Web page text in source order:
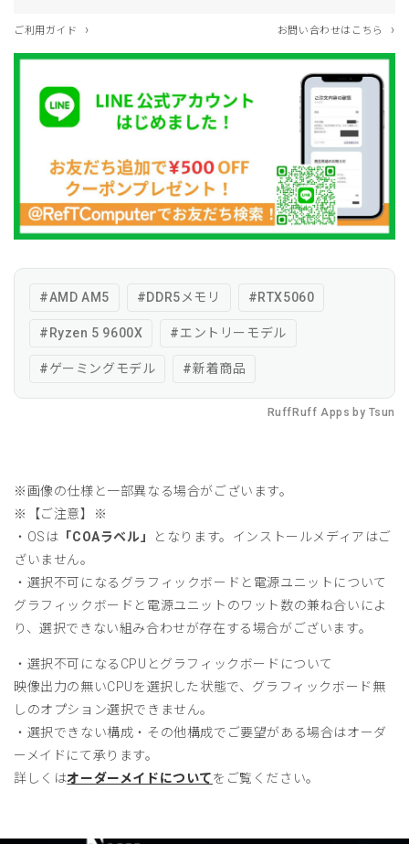
の
数
を
減
数
を
増
す
ご利用ガイド › お問い合わせはこちら ›
#AMD AM5 #DDR5メモリ #RTX5060
# Ryzen 5 9600X #エントリーモデル
#ゲーミングモデル #新着商品
RuffRuff Apps by Tsun
※画像の仕様と一部異なる場合がございます。
※【ご注意】※
・OSは 「COAラベル」
となります。インストールメディアはご
ざいません。
・選択不可になるグラフィックボードと電源ユニットについて
グラフィックボードと電源ユニットのワット数の兼ね合いによ
り、選択できない組み合わせが存在する場合がございます。
・選択不可になるCPUとグラフィックボードについて
映像出力の無いCPUを選択した状態で、グラフィックボード無
しのオプション選択できません。
・選択できない構成・その他構成でご要望がある場合はオーダ
ーメイドにて承ります。
詳しくはオーダーメイドについてをご覧ください。